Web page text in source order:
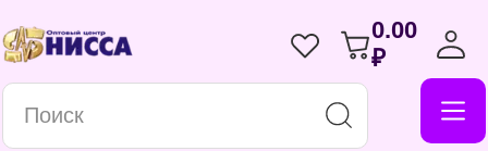
0.00
₽